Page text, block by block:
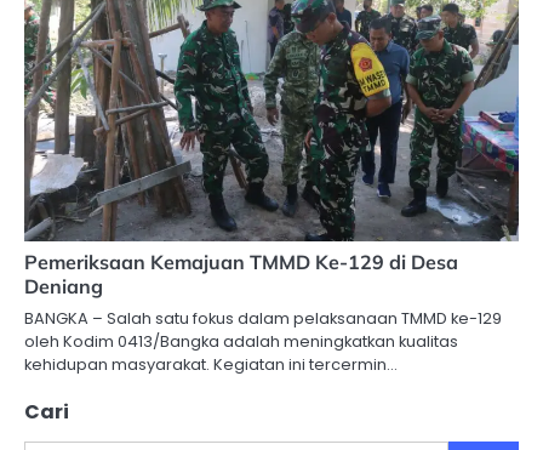
Pemeriksaan Kemajuan TMMD Ke-129 di Desa
Deniang
BANGKA – Salah satu fokus dalam pelaksanaan TMMD ke-129
oleh Kodim 0413/Bangka adalah meningkatkan kualitas
kehidupan masyarakat. Kegiatan ini tercermin…
Cari